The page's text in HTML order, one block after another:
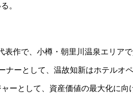
。
表作で、小樽・朝里川温泉エリア
ナーとして、温故知新はホテルオ
ーとして、資産価値の最大化に